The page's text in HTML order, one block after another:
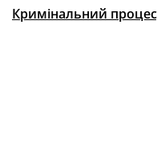
Кримінальний